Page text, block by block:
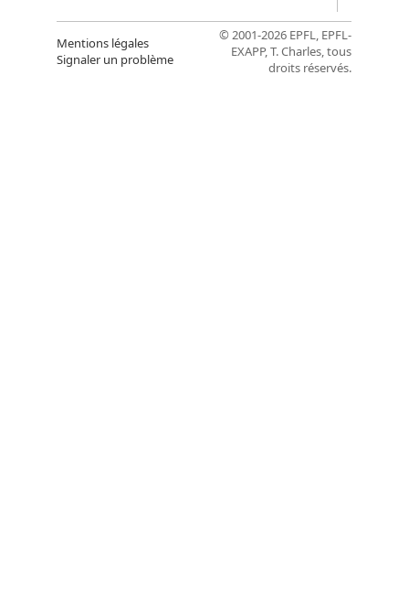
Mentions légales
Signaler un problème
© 2001-2026 EPFL, EPFL-
EXAPP, T. Charles, tous
droits réservés.